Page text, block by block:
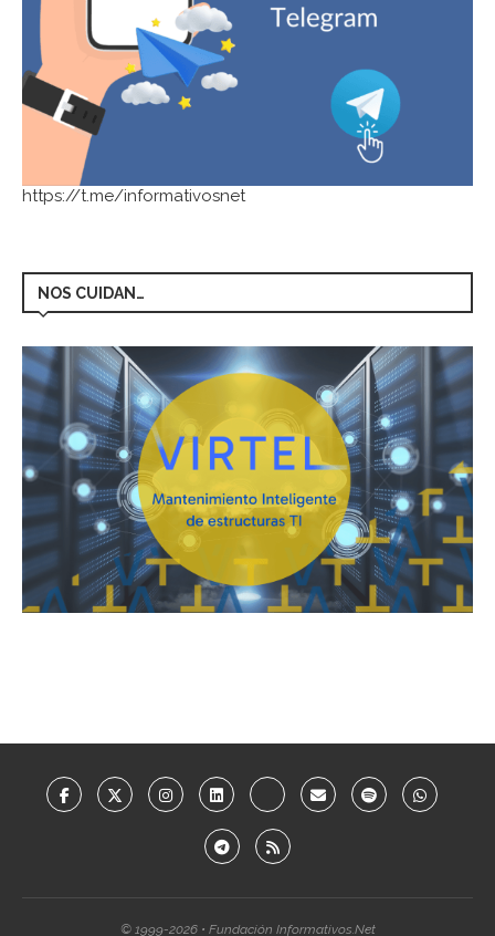
https://t.me/informativosnet
NOS CUIDAN…
© 1999-2026 • Fundación Informativos.Net